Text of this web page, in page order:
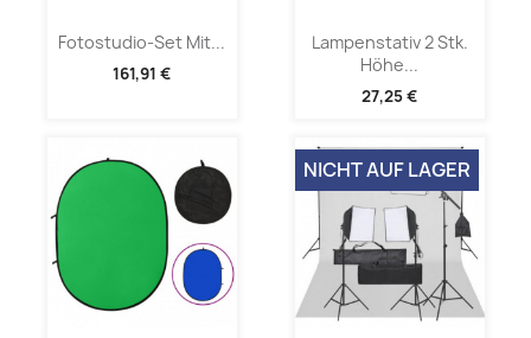
Fotostudio-Set Mit...
161,91 €
Lampenstativ 2 Stk.
Höhe...
27,25 €
NICHT AUF LAGER